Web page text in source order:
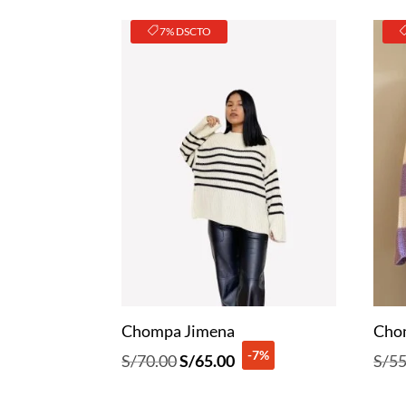
7% DSCTO
Chompa Jimena
S/70.00El
S/65.00El-7%
S/